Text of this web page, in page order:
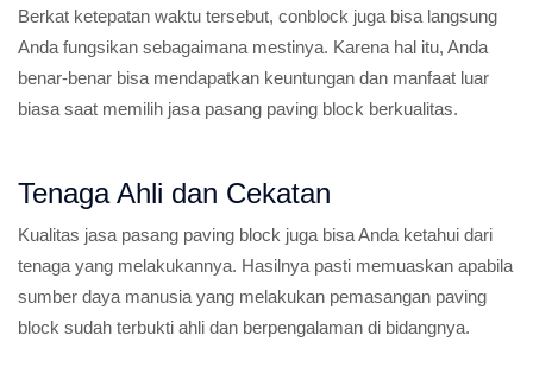
Berkat ketepatan waktu tersebut, conblock juga bisa langsung
Anda fungsikan sebagaimana mestinya. Karena hal itu, Anda
benar-benar bisa mendapatkan keuntungan dan manfaat luar
biasa saat memilih jasa pasang paving block berkualitas.
Tenaga Ahli dan Cekatan
Kualitas jasa pasang paving block juga bisa Anda ketahui dari
tenaga yang melakukannya. Hasilnya pasti memuaskan apabila
sumber daya manusia yang melakukan pemasangan paving
block sudah terbukti ahli dan berpengalaman di bidangnya.